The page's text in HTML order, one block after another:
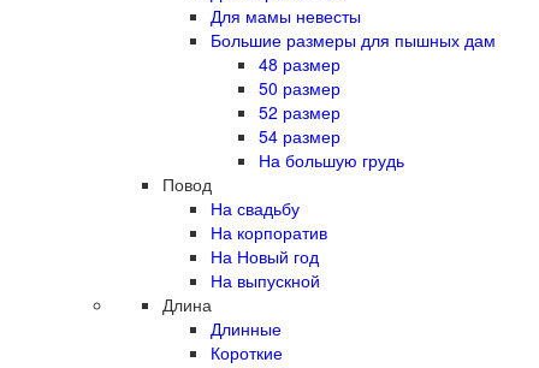
Для мамы невесты
Большие размеры для пышных дам
48 размер
50 размер
52 размер
54 размер
На большую грудь
Повод
На свадьбу
На корпоратив
На Новый год
На выпускной
Длина
Длинные
Короткие